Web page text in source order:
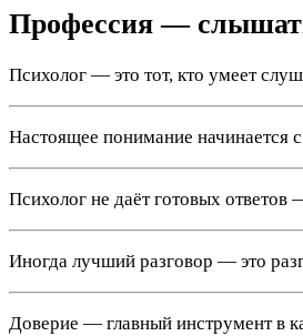
Профессия —
Психолог — это тот, кто умеет
Настоящее понимание начинается
Психолог не даёт готовых ответов
Иногда лучший разговор — это
Доверие — главный инструмент в